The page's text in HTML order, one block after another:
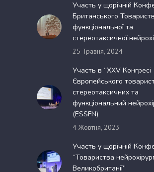
Участь у щорічній
Британського
функціональної та
стереотаксичної
25 Травня, 2024
Участь в “XXV Конгресі
Європейського
стереотаксичних та
функціональний
(ESSFN)
4 Жовтня, 2023
Участь у щорічній
“Товариства
Великобританії”